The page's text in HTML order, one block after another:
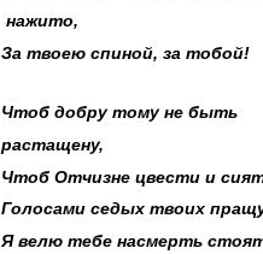
нажито,
За твоею спиной, за тобой!
Чтоб добру тому не быть
растащену,
Чтоб Отчизне цвести и
Голосами седых твоих
Я велю тебе насмерть